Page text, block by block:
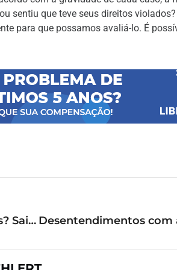
sentiu que teve seus direitos
para que possamos avaliá-lo. É
Quais são os tipos de voo existentes? Saiba mais